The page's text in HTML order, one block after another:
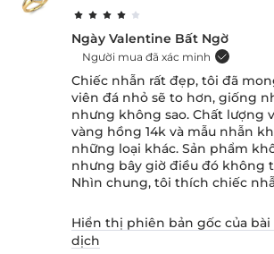
Ngày Valentine Bất Ngờ
Người mua đã xác minh
Chiếc nhẫn rất đẹp, tôi đã
viên đá nhỏ sẽ to hơn, giống
nhưng không sao. Chất lượng
vàng hồng 14k và mẫu nhẫn
những loại khác. Sản phẩm
nhưng bây giờ điều đó không
Nhìn chung, tôi thích chiếc
Hiển thị phiên bản gốc của
dịch